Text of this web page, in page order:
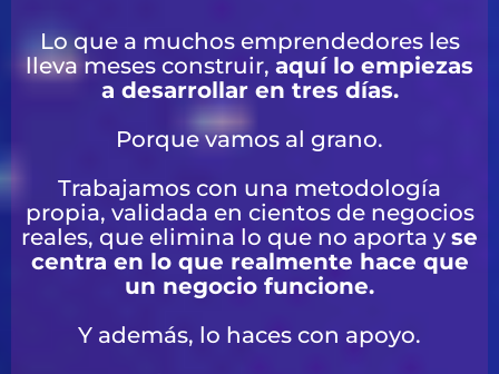
Lo que a muchos emprendedores les
lleva meses construir, aquí lo empiezas
a desarrollar en tres días.
Porque vamos al grano.
Trabajamos con una metodología
propia, validada en cientos de negocios
reales, que elimina lo que no aporta y se
centra en lo que realmente hace que
un negocio funcione.
Y además, lo haces con apoyo.